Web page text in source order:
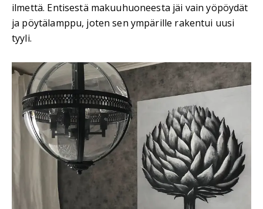
ilmettä. Entisestä makuuhuoneesta jäi vain yöpöydät
ja pöytälamppu, joten sen ympärille rakentui uusi
tyyli.